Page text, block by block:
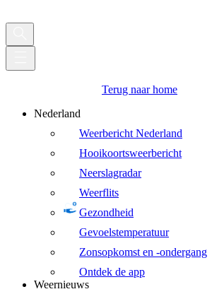
Terug naar home
Nederland
Weerbericht Nederland
Hooikoortsweerbericht
Neerslagradar
Weerflits
Gezondheid
Gevoelstemperatuur
Zonsopkomst en -ondergang
Ontdek de app
Weernieuws